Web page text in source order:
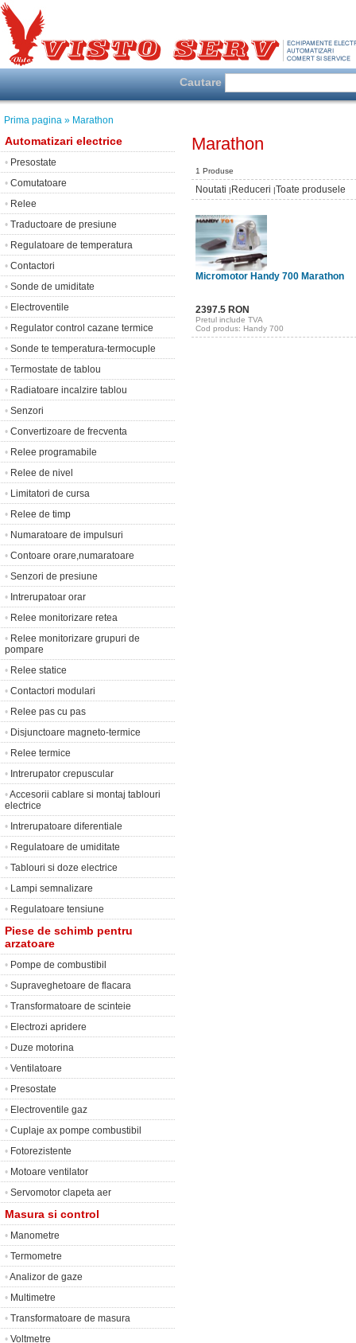
Cautare
Prima pagina » Marathon
Automatizari electrice
• Presostate
• Comutatoare
• Relee
• Traductoare de presiune
• Regulatoare de temperatura
• Contactori
• Sonde de umiditate
• Electroventile
• Regulator control cazane termice
• Sonde te temperatura-termocuple
• Termostate de tablou
• Radiatoare incalzire tablou
• Senzori
• Convertizoare de frecventa
• Relee programabile
• Relee de nivel
• Limitatori de cursa
• Relee de timp
• Numaratoare de impulsuri
• Contoare orare,numaratoare
• Senzori de presiune
• Intrerupatoar orar
• Relee monitorizare retea
• Relee monitorizare grupuri de
pompare
• Relee statice
• Contactori modulari
• Relee pas cu pas
• Disjunctoare magneto-termice
• Relee termice
• Intrerupator crepuscular
•Accesorii cablare si montaj tablouri
electrice
• Intrerupatoare diferentiale
• Regulatoare de umiditate
• Tablouri si doze electrice
• Lampi semnalizare
• Regulatoare tensiune
Piese de schimb pentru
arzatoare
• Pompe de combustibil
• Supraveghetoare de flacara
• Transformatoare de scinteie
• Electrozi apridere
• Duze motorina
• Ventilatoare
• Presostate
• Electroventile gaz
• Cuplaje ax pompe combustibil
• Fotorezistente
• Motoare ventilator
• Servomotor clapeta aer
Masura si control
• Manometre
• Termometre
•Analizor de gaze
• Multimetre
• Transformatoare de masura
• Voltmetre
Marathon
1 Produse
Noutati | Reduceri |Toate produsele
Micromotor Handy 700 Marathon
2397.5 RON
Pretul include TVA
Cod produs: Handy 700